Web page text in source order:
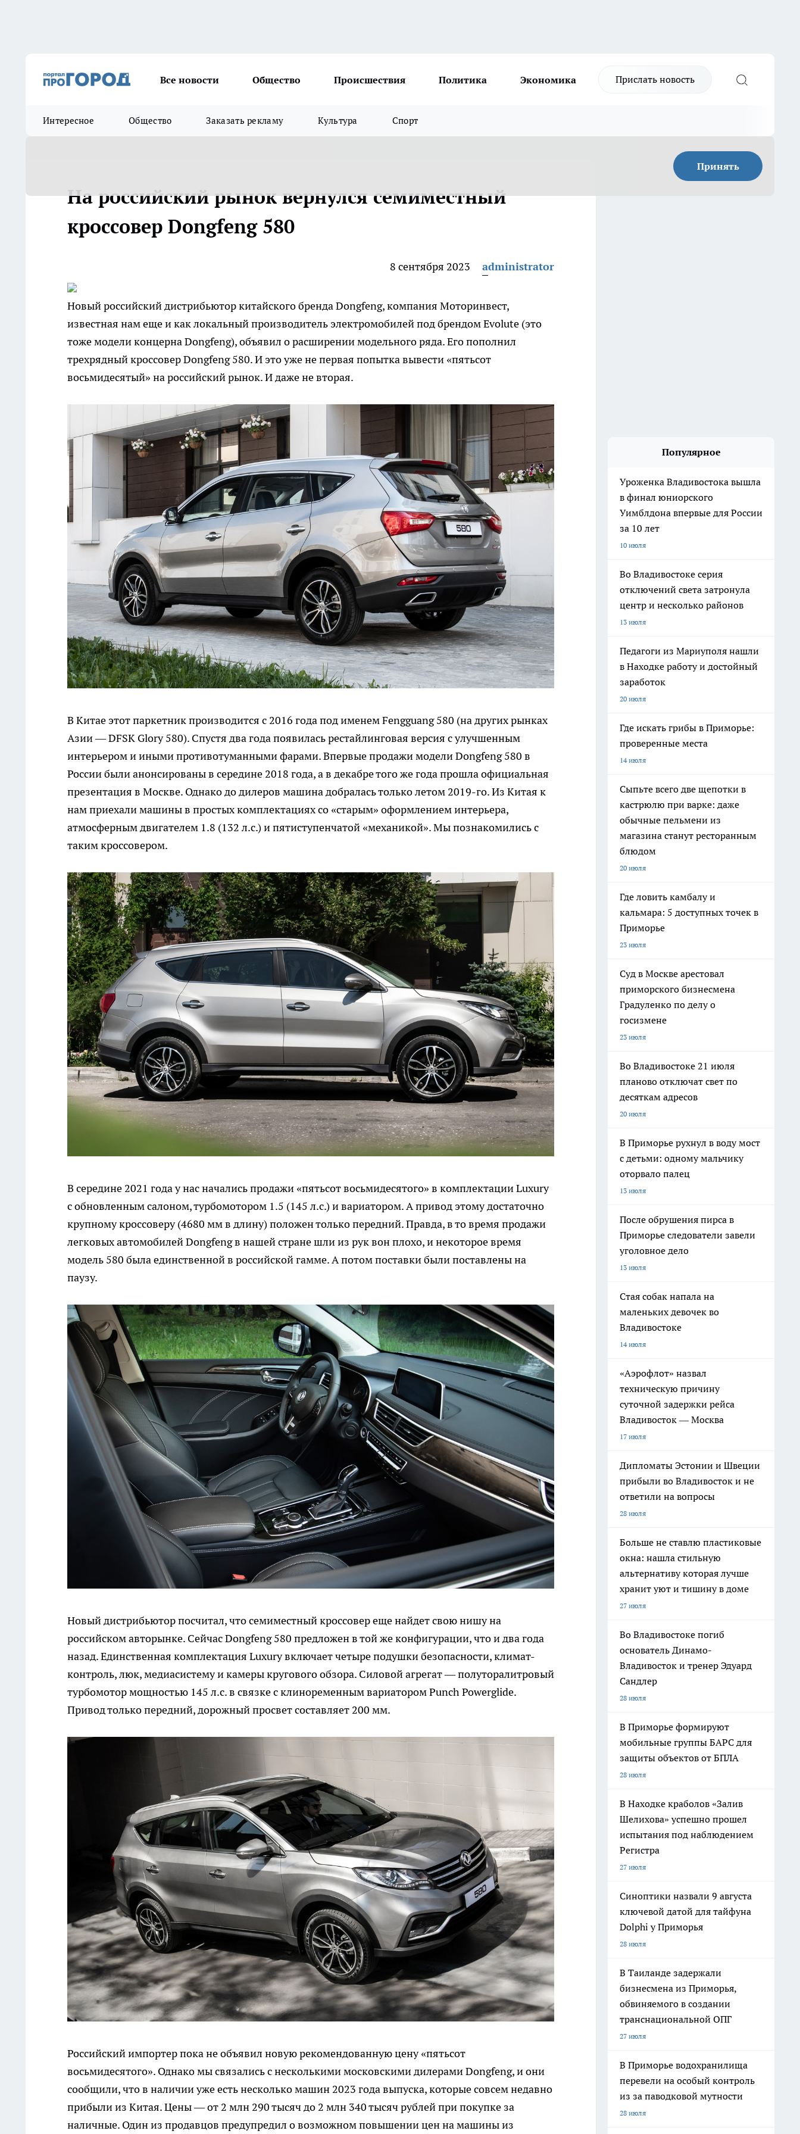
Все новости Общество Происшествия Политика Экономика Прислать новость
Интересное Общество Заказать рекламу Культура Спорт
Принять
На российский рынок вернулся семиместный
кроссовер Dongfeng 580
8 сентября 2023 administrator
Новый российский дистрибьютор китайского бренда Dongfeng, компания Моторинвест,
известная нам еще и как локальный производитель электромобилей под брендом Evolute (это
тоже модели концерна Dongfeng), объявил о расширении модельного ряда. Его пополнил
трехрядный кроссовер Dongfeng 580. И это уже не первая попытка вывести «пятьсот
восьмидесятый» на российский рынок. И даже не вторая.
В Китае этот паркетник производится с 2016 года под именем Fengguang 580 (на других рынках
Азии — DFSK Glory 580). Спустя два года появилась рестайлинговая версия с улучшенным
интерьером и иными противотуманными фарами. Впервые продажи модели Dongfeng 580 в
России были анонсированы в середине 2018 года, а в декабре того же года прошла официальная
презентация в Москве. Однако до дилеров машина добралась только летом 2019-го. Из Китая к
нам приехали машины в простых комплектациях со «старым» оформлением интерьера,
атмосферным двигателем 1.8 (132 л.с.) и пятиступенчатой «механикой». Мы познакомились с
таким кроссовером.
В середине 2021 года у нас начались продажи «пятьсот восьмидесятого» в комплектации Luxury
с обновленным салоном, турбомотором 1.5 (145 л.с.) и вариатором. А привод этому достаточно
крупному кроссоверу (4680 мм в длину) положен только передний. Правда, в то время продажи
легковых автомобилей Dongfeng в нашей стране шли из рук вон плохо, и некоторое время
модель 580 была единственной в российской гамме. А потом поставки были поставлены на
паузу.
Новый дистрибьютор посчитал, что семиместный кроссовер еще найдет свою нишу на
российском авторынке. Сейчас Dongfeng 580 предложен в той же конфигурации, что и два года
назад. Единственная комплектация Luxury включает четыре подушки безопасности, климат-
контроль, люк, медиасистему и камеры кругового обзора. Силовой агрегат — полуторалитровый
турбомотор мощностью 145 л.с. в связке с клиноременным вариатором Punch Powerglide.
Привод только передний, дорожный просвет составляет 200 мм.
Российский импортер пока не объявил новую рекомендованную цену «пятьсот
восьмидесятого». Однако мы связались с несколькими московскими дилерами Dongfeng, и они
сообщили, что в наличии уже есть несколько машин 2023 года выпуска, которые совсем недавно
прибыли из Китая. Цены — от 2 млн 290 тысяч до 2 млн 340 тысяч рублей при покупке за
наличные. Один из продавцов предупредил о возможном повышении цен на машины из
Популярное
Уроженка Владивостока вышла
в финал юниорского
Уимблдона впервые для России
за 10 лет
10 июля
Во Владивостоке серия
отключений света затронула
центр и несколько районов
13 июля
Педагоги из Мариуполя нашли
в Находке работу и достойный
заработок
20 июля
Где искать грибы в Приморье:
проверенные места
14 июля
Сыпьте всего две щепотки в
кастрюлю при варке: даже
обычные пельмени из
магазина станут ресторанным
блюдом
20 июля
Где ловить камбалу и
кальмара: 5 доступных точек в
Приморье
23 июля
Суд в Москве арестовал
приморского бизнесмена
Градуленко по делу о
госизмене
23 июля
Во Владивостоке 21 июля
планово отключат свет по
десяткам адресов
20 июля
В Приморье рухнул в воду мост
с детьми: одному мальчику
оторвало палец
13 июля
После обрушения пирса в
Приморье следователи завели
уголовное дело
13 июля
Стая собак напала на
маленьких девочек во
Владивостоке
14 июля
«Аэрофлот» назвал
техническую причину
суточной задержки рейса
Владивосток — Москва
17 июля
Дипломаты Эстонии и Швеции
прибыли во Владивосток и не
ответили на вопросы
28 июля
Больше не ставлю пластиковые
окна: нашла стильную
альтернативу которая лучше
хранит уют и тишину в доме
27 июля
Во Владивостоке погиб
основатель Динамо-
Владивосток и тренер Эдуард
Сандлер
28 июля
В Приморье формируют
мобильные группы БАРС для
защиты объектов от БПЛА
28 июля
В Находке краболов «Залив
Шелихова» успешно прошел
испытания под наблюдением
Регистра
27 июля
Синоптики назвали 9 августа
ключевой датой для тайфуна
Dolphi у Приморья
28 июля
В Таиланде задержали
бизнесмена из Приморья,
обвиняемого в создании
транснациональной ОПГ
27 июля
В Приморье водохранилища
перевели на особый контроль
из за паводковой мутности
28 июля